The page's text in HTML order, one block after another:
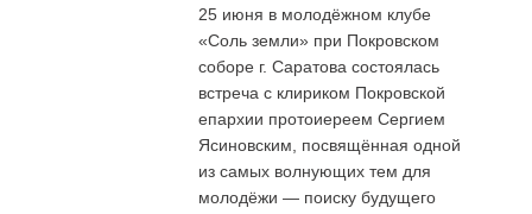
25 июня в молодёжном клубе
«Соль земли» при Покровском
соборе г. Саратова состоялась
встреча с клириком Покровской
епархии протоиереем Сергием
Ясиновским, посвящённая одной
из самых волнующих тем для
молодёжи — поиску будущего